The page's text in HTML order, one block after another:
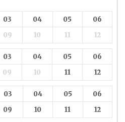
03 04 05
06
09 10 11 12
03 04 05
06
09 10 11 12
03 04 05
06
09 10 11 12